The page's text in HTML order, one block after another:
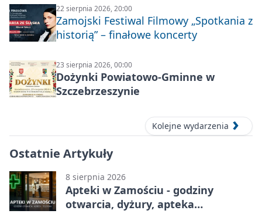
22 sierpnia 2026, 20:00
Zamojski Festiwal Filmowy „Spotkania z
historią” – finałowe koncerty
23 sierpnia 2026, 00:00
Dożynki Powiatowo-Gminne w
Szczebrzeszynie
Kolejne wydarzenia
Ostatnie Artykuły
8 sierpnia 2026
Apteki w Zamościu - godziny
otwarcia, dyżury, apteka